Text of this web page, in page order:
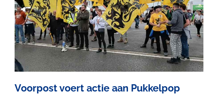
Voorpost voert actie aan Pukkelpop